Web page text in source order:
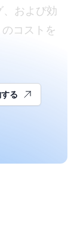
、および効
コストを
る